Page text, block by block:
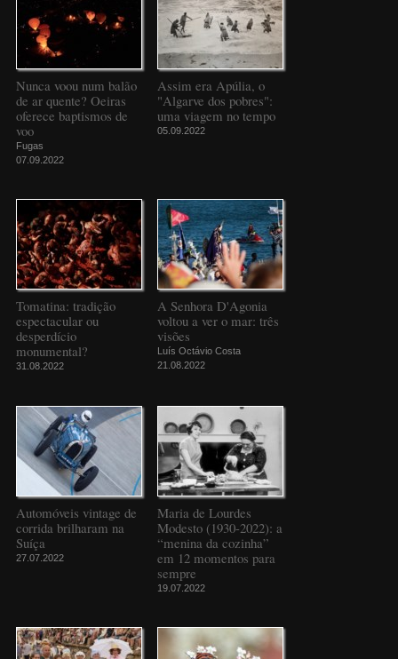
Nunca voou num balão
de ar quente? Oeiras
oferece baptismos de
voo
Fugas
07.09.2022
Assim era Apúlia, o
"Algarve dos pobres":
uma viagem no tempo
05.09.2022
Tomatina: tradição
espectacular ou
desperdício
monumental?
31.08.2022
A Senhora D'Agonia
voltou a ver o mar: três
visões
Luís Octávio Costa
21.08.2022
Automóveis vintage de
corrida brilharam na
Suíça
27.07.2022
Maria de Lourdes
Modesto (1930-2022): a
“menina da cozinha”
em 12 momentos para
sempre
19.07.2022